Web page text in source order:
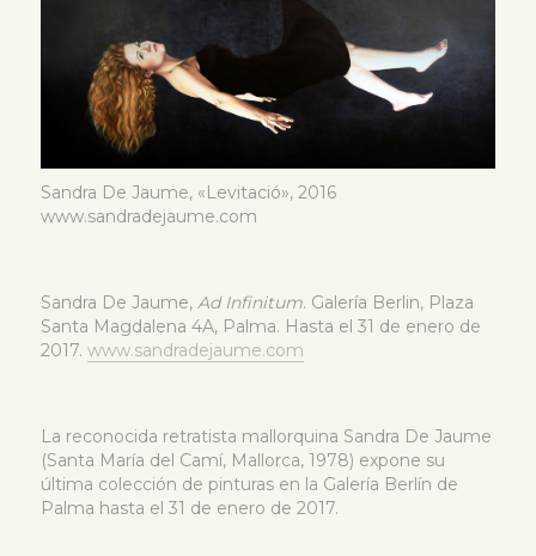
Sandra De Jaume, «Levitació», 2016
www.sandradejaume.com
Sandra De Jaume, Ad Infinitum. Galería Berlin, Plaza
Santa Magdalena 4A, Palma. Hasta el 31 de enero de
2017. www.sandradejaume.com
La reconocida retratista mallorquina Sandra De Jaume
(Santa María del Camí, Mallorca, 1978) expone su
última colección de pinturas en la Galería Berlín de
Palma hasta el 31 de enero de 2017.